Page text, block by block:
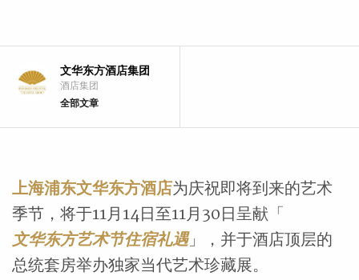
文华东方酒店集团
酒店集团
全部文章
上海浦东文华东方酒店为庆祝即将到来的艺术
季节，将于11月14日至11月30日呈献「
文华东方艺术节住宿礼遇」，并于酒店顶层的
总统套房举办独家当代艺术珍藏展。